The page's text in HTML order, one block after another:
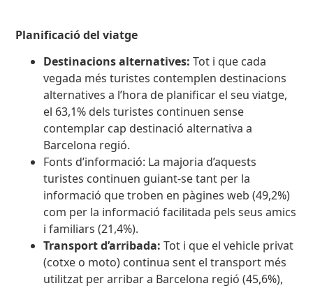
Planificació del viatge
Destinacions alternatives:Tot i que cada
vegada més turistes contemplen destinacions
alternatives a l’hora de planificar el seu viatge,
el 63,1% dels turistes continuen sense
contemplar cap destinació alternativa a
Barcelona regió.
Fonts d’informació: La majoria d’aquests
turistes continuen guiant-se tant per la
informació que troben en pàgines web (49,2%)
com per la informació facilitada pels seus amics
i familiars (21,4%).
Transport d’arribada: Tot i que el vehicle privat
(cotxe o moto) continua sent el transport més
utilitzat per arribar a Barcelona regió (45,6%),